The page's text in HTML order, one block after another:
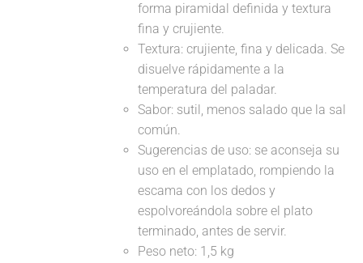
forma piramidal definida y textura
fina y crujiente.
Textura: crujiente, fina y delicada. Se
disuelve rápidamente a la
temperatura del paladar.
Sabor: sutil, menos salado que la sal
común.
Sugerencias de uso: se aconseja su
uso en el emplatado, rompiendo la
escama con los dedos y
espolvoreándola sobre el plato
terminado, antes de servir.
Peso neto: 1,5 kg